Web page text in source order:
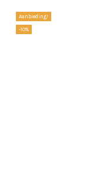
Aanbieding!
-10%